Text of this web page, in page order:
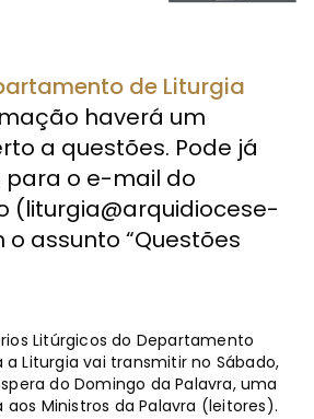
de Liturgia
haverá um
a questões. Pode já
para o e-mail do
(liturgia@arquidiocese-
o assunto “Questões
Litúrgicos do Departamento
Liturgia vai transmitir no Sábado,
do Domingo da Palavra, uma
Ministros da Palavra (leitores).